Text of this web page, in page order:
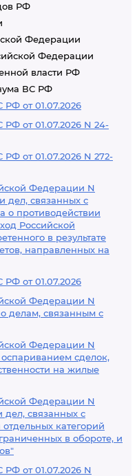
РФ
Федерации
Федерации
власти РФ
ВС РФ
от 01.07.2026
от 01.07.2026 N 24-
от 01.07.2026 N 272-
Федерации N
дел, связанных с
о противодействии
Российской
в результате
направленных на
от 01.07.2026
Федерации N
делам, связанным с
Федерации N
сделок,
на жилые
Федерации N
дел, связанных с
категорий
в обороте, и
от 01.07.2026 N